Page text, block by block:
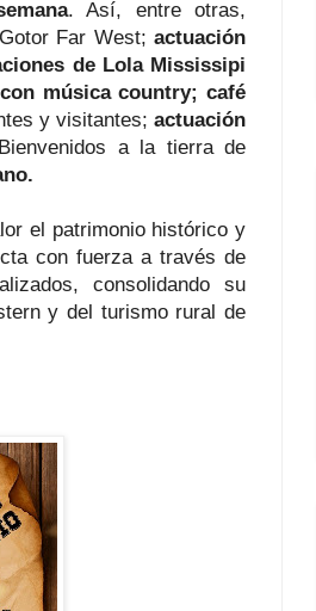
. Así, entre otras,
Far West;actuación
de Lola Mississipi
música country; café
y visitantes;actuación
a la tierra de
el patrimonio histórico y
con fuerza a través de
consolidando su
y del turismo rural de